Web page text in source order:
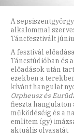
A
alkalommal
Táncfesztivált
A fesztivál
Táncstúdióban és
előadások után
ezekben a
kívánt hangulat
Orpheusz és
fieszta hangulaton
működéséig és a
említem így)
aktuális olvasatát.